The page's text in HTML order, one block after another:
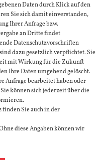
Daten durch Klick auf den
Sie sich damit einverstanden,
Sie
Zukunft
gelöscht.
bearbeitet haben oder
sich jederzeit über die
Sie auch in der
diese Angaben können wir